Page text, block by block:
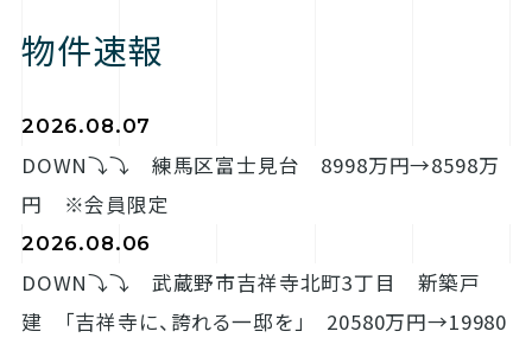
物件速報
2026.08.07
DOWN⤵⤵ 練馬区富士見台 8998万円→8598万
円 ※会員限定
2026.08.06
DOWN⤵⤵ 武蔵野市吉祥寺北町3丁目 新築戸
建 「吉祥寺に、誇れる一邸を」 20580万円→19980